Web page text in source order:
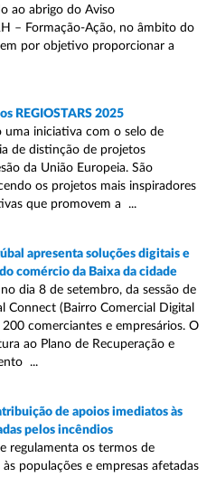
ao abrigo do Aviso
– Formação-Ação, no âmbito do
por objetivo proporcionar a
REGIOSTARS 2025
uma iniciativa com o selo de
de distinção de projetos
da União Europeia. São
os projetos mais inspiradores
que promovem a ...
apresenta soluções digitais e
comércio da Baixa da cidade
dia 8 de setembro, da sessão de
Connect (Bairro Comercial Digital
comerciantes e empresários. O
ao Plano de Recuperação e
...
de apoios imediatos às
pelos incêndios
regulamenta os termos de
populações e empresas afetadas